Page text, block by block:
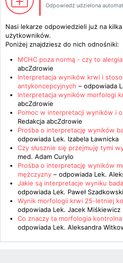
Odpowiedź udzielona
Nasi lekarze odpowiedzieli już na
użytkowników.
Poniżej znajdziesz do nich odnośniki:
MCHC poza normą - czy to
abcZdrowie
Interpretacja wyników krwi i
antykoncepcyjnych – odpowiada
Interpretacja wyników morfologi
abcZdrowie
Pomoc w interpretacji wyników i
Redakcja abcZdrowie
Prośba o interpretację wyników
odpowiada Lek. Izabela Ławnicka
Czy słusznie się przejmuję tymi
med. Adam Curylo
Prośba o interpretację wyników
mężczyzny – odpowiada Lek.
Jakie są interpretacje wyniku
odpowiada Lek. Paweł Szadkowski
Wynik morfologii krwi 25-letniej
odpowiada Lek. Jacek Miśkiewicz
Co znaczy ta morfologia
odpowiada Lek. Aleksandra